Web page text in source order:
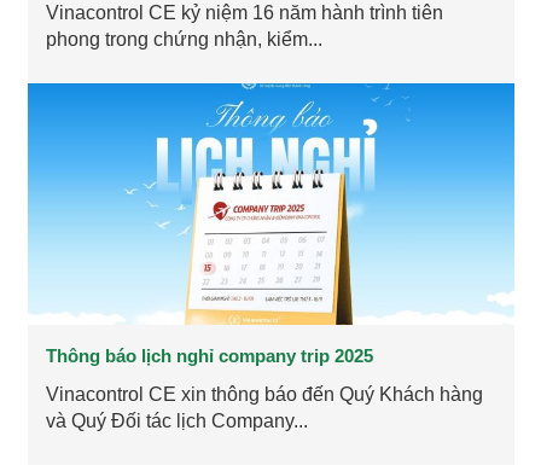
Vinacontrol CE kỷ niệm 16 năm hành trình tiên
phong trong chứng nhận, kiểm...
Thông báo lịch nghỉ company trip 2025
Vinacontrol CE xin thông báo đến Quý Khách hàng
và Quý Đối tác lịch Company...